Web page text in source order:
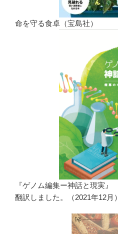
命を守る食卓（宝島社）
『ゲノム編集ー神話と現実』
翻訳しました。（2021年12月）